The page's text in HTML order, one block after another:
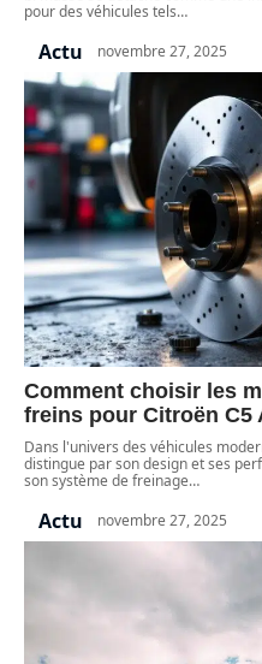
pour des véhicules tels…
Actu novembre 27, 2025
Comment choisir les
freins pour Citroën C5
Dans l'univers des véhicules
distingue par son design et ses
son système de freinage…
Actu novembre 27, 2025